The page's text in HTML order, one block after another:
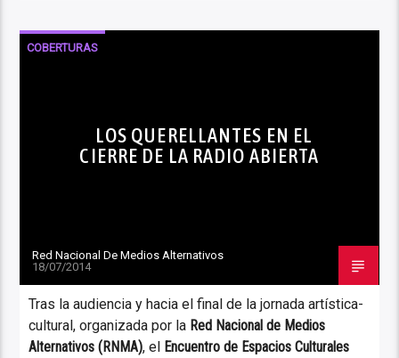
COBERTURAS
LOS QUERELLANTES EN EL
CIERRE DE LA RADIO ABIERTA
Red Nacional De Medios Alternativos
18/07/2014
Tras la audiencia y hacia el final de la jornada artística-
cultural, organizada por la Red Nacional de Medios
Alternativos (RNMA), el Encuentro de Espacios Culturales